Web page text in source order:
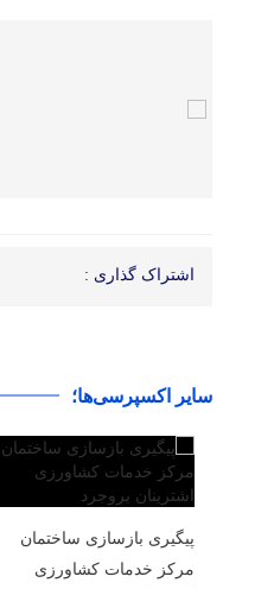
اشتراک گذاری :
سایر اکسپرسی‌ها؛
پیگیری بازسازی ساختمان
مرکز خدمات کشاورزی